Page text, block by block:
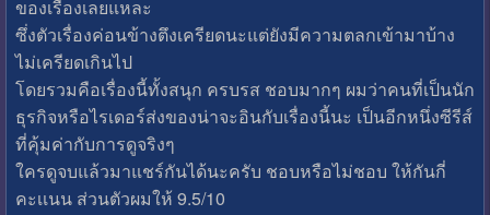
ของเรื่องเลยแหละ
ซึ่งตัวเรื่องค่อนข้างตึงเครียดนะแต่ยังมีความตลกเข้ามาบ้าง
ไม่เครียดเกินไป
โดยรวมคือเรื่องนี้ทั้งสนุก ครบรส ชอบมากๆ ผมว่าคนที่เป็นนัก
ธุรกิจหรือไรเดอร์ส่งของน่าจะอินกับเรื่องนี้นะ เป็นอีกหนึ่งซีรีส์
ที่คุ้มค่ากับการดูจริงๆ
ใครดูจบแล้วมาแชร์กันได้นะครับ ชอบหรือไม่ชอบ ให้กันกี่
คะเเนน ส่วนตัวผมให้ 9.5/10